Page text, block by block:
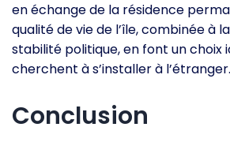
en échange de la résidence
qualité de vie de l’île, combinée à
stabilité politique, en font un choix
cherchent à s’installer à l’étranger.
Conclusion